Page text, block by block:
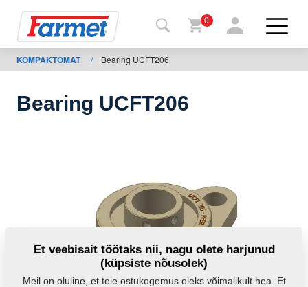
Farmeti
Allalaadimiseks
0
KOMPAKTOMAT / Bearing UCFT206
Bearing UCFT206
Et veebisait töötaks nii, nagu olete harjunud
(küpsiste nõusolek)
Meil on oluline, et teie ostukogemus oleks võimalikult hea. Et